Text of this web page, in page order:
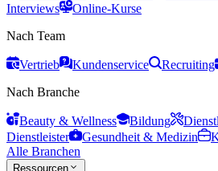
Interviews
Online-Kurse
Nach Team
Vertrieb Kundenservice Recruiting
Nach Branche
Beauty & Wellness Bildung
Dienstleister
Gesundheit & Medizin
Alle Branchen
Ressourcen